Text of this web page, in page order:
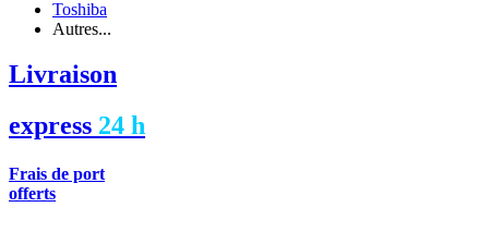
Toshiba
Autres...
Livraison
express 24 h
Frais de port
offerts